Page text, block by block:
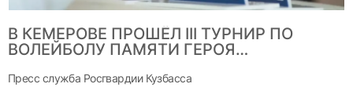
В КЕМЕРОВЕ ПРОШЁЛ III ТУРНИР ПО
ВОЛЕЙБОЛУ ПАМЯТИ ГЕРОЯ
МУРЗИНА
Пресс служба Росгвардии Кузбасса